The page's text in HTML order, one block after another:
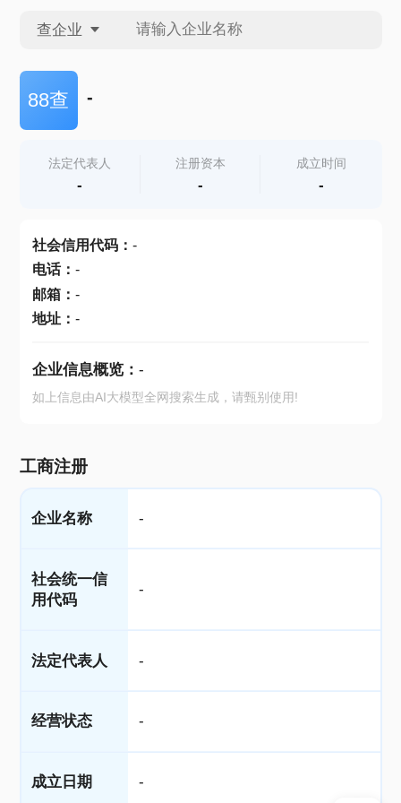
查企业
查企业
查产地
88查 -
法定代表人
-
注册资本
-
成立时间
-
社会信用代码： -
电话： -
邮箱： -
地址： -
企业信息概览： -
如上信息由AI大模型全网搜索生成，请甄别使用!
工商注册
企业名称 -
社会统一信
用代码
-
法定代表人 -
经营状态 -
成立日期 -